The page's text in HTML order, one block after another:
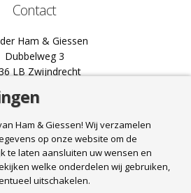
Contact
Ham & Giessen
Dubbelweg 3
LB Zwijndrecht
Ham & Giessen! Wij verzamelen
op onze website om de
te laten aansluiten uw wensen en
welke onderdelen wij gebruiken,
uitschakelen.